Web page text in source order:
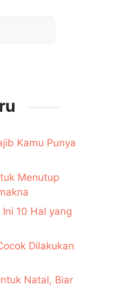
Kamu Punya
Menutup
10 Hal yang
Dilakukan
Natal, Biar